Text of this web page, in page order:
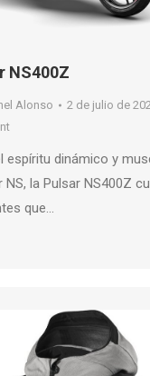
NS400Z
Alonso
2 de julio de
espíritu dinámico y
NS, la Pulsar NS400Z
que…